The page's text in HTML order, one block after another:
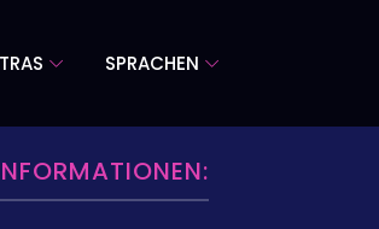
SPRACHEN